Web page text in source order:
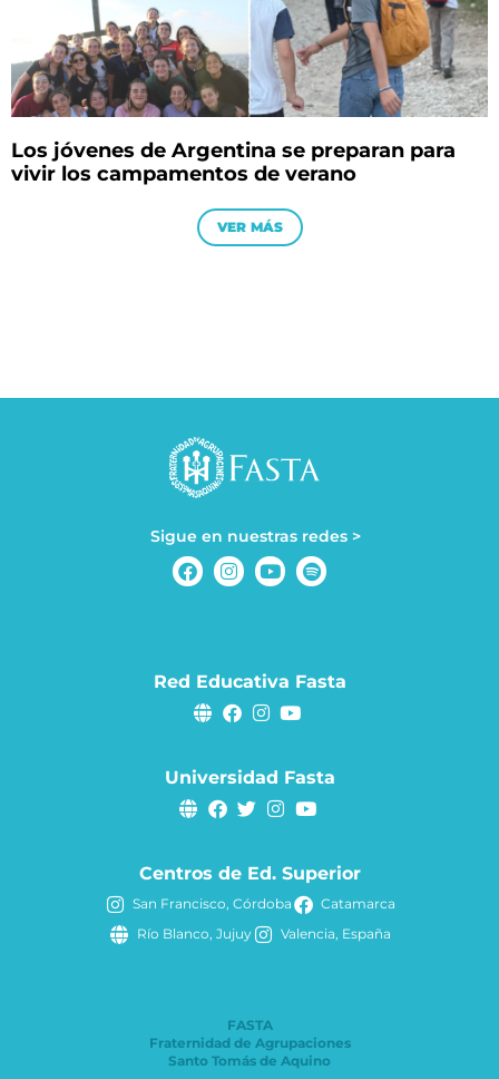
Los jóvenes de Argentina se preparan para
vivir los campamentos de verano
VER MÁS
Sigue en nuestras redes >
Red Educativa Fasta
Universidad Fasta
Centros de Ed. Superior
San Francisco, Córdoba
Catamarca
Río Blanco, Jujuy
Valencia, España
FASTA
Fraternidad de Agrupaciones
Santo Tomás de Aquino